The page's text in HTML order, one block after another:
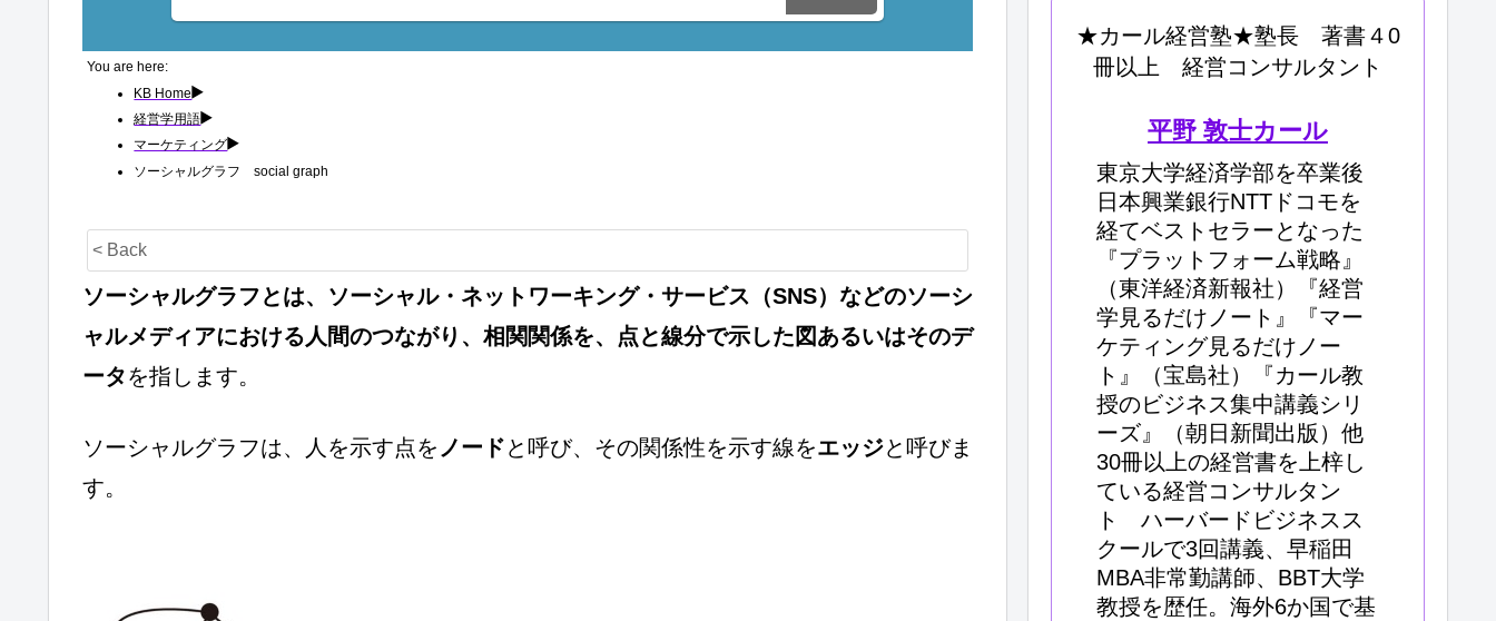
You are here:
KB Home
経営学用語
マーケティング
ソーシャルグラフ social graph
< Back
ソーシャルグラフとは、ソーシャル・ネットワーキング・サービス（SNS）などのソーシ
ャルメディアにおける人間のつながり、相関関係を、点と線分で示した図あるいはそのデ
ータを指します。
ソーシャルグラフは、人を示す点を ノードと呼び、その関係性を示す線をエッジと呼びま
す。
★カール経営塾★塾長 著書４0
冊以上 経営コンサルタント
平野 敦士カール
東京大学経済学部を卒業後
日本興業銀行NTTドコモを
経てベストセラーとなった
『プラットフォーム戦略』
（東洋経済新報社）『経営
学見るだけノート』『マー
ケティング見るだけノー
ト』（宝島社）『カール教
授のビジネス集中講義シリ
ーズ』（朝日新聞出版）他
30冊以上の経営書を上梓し
ている経営コンサルタン
ト ハーバードビジネスス
クールで3回講義、早稲田
MBA非常勤講師、BBT大学
教授を歴任。海外6か国で基